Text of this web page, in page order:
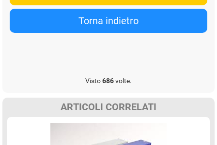
Visto686volte.
ARTICOLI CORRELATI